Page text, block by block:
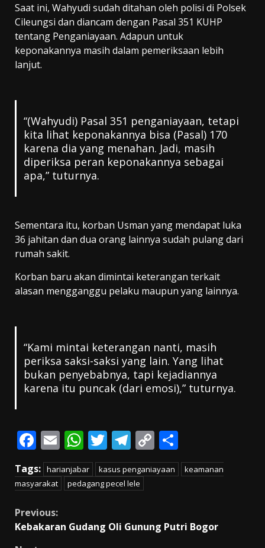
Saat ini, Wahyudi sudah ditahan oleh polisi di Polsek
Cileungsi dan diancam dengan Pasal 351 KUHP
tentang Penganiayaan. Adapun untuk
keponakannya masih dalam pemeriksaan lebih
lanjut.
“(Wahyudi) Pasal 351 penganiayaan, tetapi
kita lihat keponakannya bisa (Pasal) 170
karena dia yang menahan. Jadi, masih
diperiksa peran keponakannya sebagai
apa,” tuturnya.
Sementara itu, korban Usman yang mendapat luka
36 jahitan dan dua orang lainnya sudah pulang dari
rumah sakit.
Korban baru akan dimintai keterangan terkait
alasan mengganggu pelaku maupun yang lainnya.
“Kami mintai keterangan nanti, masih
periksa saksi-saksi yang lain. Yang lihat
bukan penyebabnya, tapi kejadiannya
karena itu puncak (dari emosi),” tuturnya.
F
ac
e
b
o
o
E
m
ai
l
W
h
at
s
p
T
w
itt
er
T
el
e
gr
m
C
o
p
n
h
ar
Tags: harianjabar kasus penganiayaan
keamanan
masyarakat
pedagang pecel lele
Continue
Previous:
Kebakaran Gudang Oli Gunung Putri Bogor